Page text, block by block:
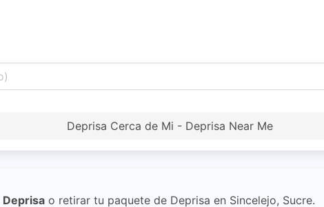
Deprisa Cerca de Mi - Deprisa Near Me
Deprisa o retirar tu paquete de Deprisa en Sincelejo, Sucre.